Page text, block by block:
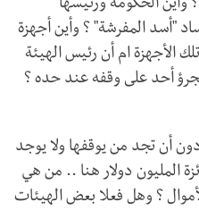
وأين الحكومة ورئيسها
"أسد المفرشة" ؟ وأين أجهزة
الأجهزة ام أن رئيس الهيئة
يجرؤ أحد على وقفه عند حده ؟
أن تجد من يوقفها ولا يوجد
المليون دولار هنا .. من هي
؟ وهل فعلا بعض الهيئات